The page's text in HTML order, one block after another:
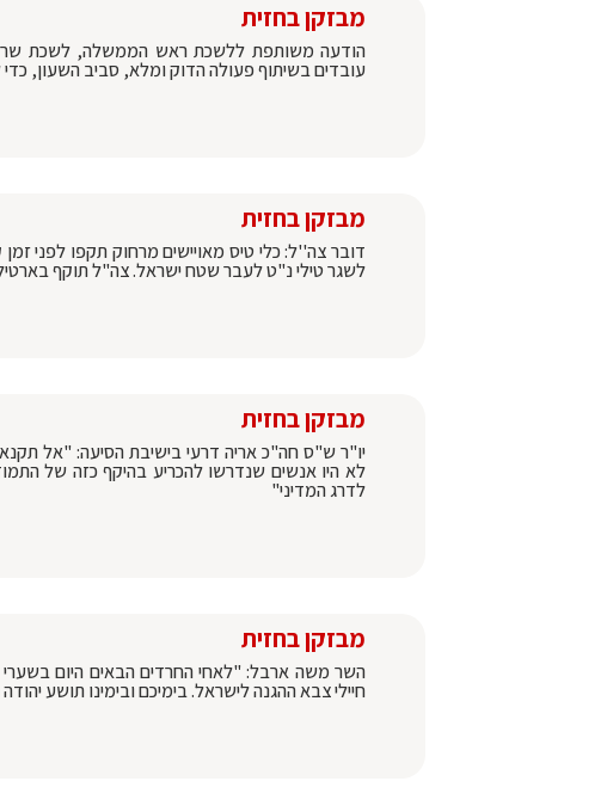
מבזקן בחזית
הודעה משותפת ללשכת ראש הממשלה, לשכת שר
עובדים בשיתוף פעולה הדוק ומלא, סביב השעון,
מבזקן בחזית
דובר צה''ל: כלי טיס מאויישים מרחוק תקפו לפני
לשגר טילי נ"ט לעבר שטח ישראל. צה"ל תוקף
מבזקן בחזית
יו"ר ש"ס חה"כ אריה דרעי בישיבת הסיעה: "אל
לא היו אנשים שנדרשו להכריע בהיקף כזה של
לדרג המדיני"
מבזקן בחזית
השר משה ארבל: "לאחי החרדים הבאים היום
חיילי צבא ההגנה לישראל. בימיכם ובימינו תושע